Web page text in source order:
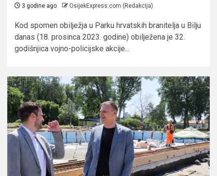
3 godine ago OsijekExpress.com (Redakcija)
Kod spomen obilježja u Parku hrvatskih branitelja u Bilju
danas (18. prosinca 2023. godine) obilježena je 32.
godišnjica vojno-policijske akcije...